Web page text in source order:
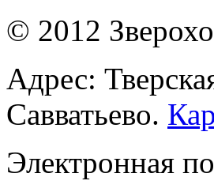
© 2012
Адрес:
Савватьево.
Электронная